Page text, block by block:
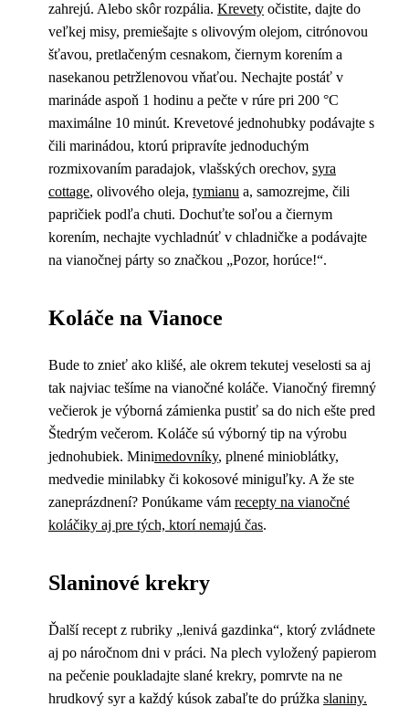
zahrejú. Alebo skôr rozpália. Krevety očistite, dajte do
veľkej misy, premiešajte s olivovým olejom, citrónovou
šťavou, pretlačeným cesnakom, čiernym korením a
nasekanou petržlenovou vňaťou. Nechajte postáť v
marináde aspoň 1 hodinu a pečte v rúre pri 200 °C
maximálne 10 minút. Krevetové jednohubky podávajte s
čili marinádou, ktorú pripravíte jednoduchým
rozmixovaním paradajok, vlašských orechov, syra
cottage, olivového oleja, tymianu a, samozrejme, čili
papričiek podľa chuti. Dochuťte soľou a čiernym
korením, nechajte vychladnúť v chladničke a podávajte
na vianočnej párty so značkou „Pozor, horúce!“.
Koláče na Vianoce
Bude to znieť ako klišé, ale okrem tekutej veselosti sa aj
tak najviac tešíme na vianočné koláče. Vianočný firemný
večierok je výborná zámienka pustiť sa do nich ešte pred
Štedrým večerom. Koláče sú výborný tip na výrobu
jednohubiek. Minimedovníky, plnené minioblátky,
medvedie minilabky či kokosové miniguľky. A že ste
zaneprázdnení? Ponúkame vám recepty na vianočné
koláčiky aj pre tých, ktorí nemajú čas.
Slaninové krekry
Ďalší recept z rubriky „lenivá gazdinka“, ktorý zvládnete
aj po náročnom dni v práci. Na plech vyložený papierom
na pečenie poukladajte slané krekry, pomrvte na ne
hrudkový syr a každý kúsok zabaľte do prúžka slaniny.